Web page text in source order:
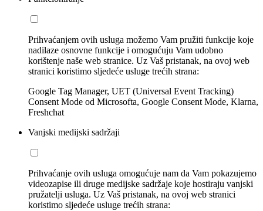
Prihvaćanjem ovih usluga možemo Vam pružiti funkcije koje
nadilaze osnovne funkcije i omogućuju Vam udobno
korištenje naše web stranice. Uz Vaš pristanak, na ovoj web
stranici koristimo sljedeće usluge trećih strana:
Google Tag Manager, UET (Universal Event Tracking)
Consent Mode od Microsofta, Google Consent Mode, Klarna,
Freshchat
Vanjski medijski sadržaji
Prihvaćanje ovih usluga omogućuje nam da Vam pokazujemo
videozapise ili druge medijske sadržaje koje hostiraju vanjski
pružatelji usluga. Uz Vaš pristanak, na ovoj web stranici
koristimo sljedeće usluge trećih strana: